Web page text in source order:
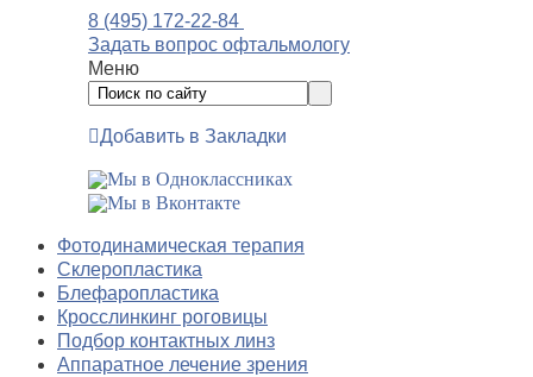
8 (495) 172-22-84
Задать вопрос офтальмологу
Меню
Добавить в Закладки
Фотодинамическая терапия
Склеропластика
Блефаропластика
Кросслинкинг роговицы
Подбор контактных линз
Аппаратное лечение зрения